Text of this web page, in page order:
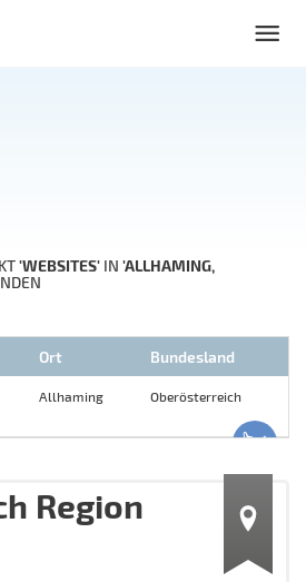
'WEBSITES' IN 'ALLHAMING,
Ort Bundesland
Allhaming Oberösterreich
Region